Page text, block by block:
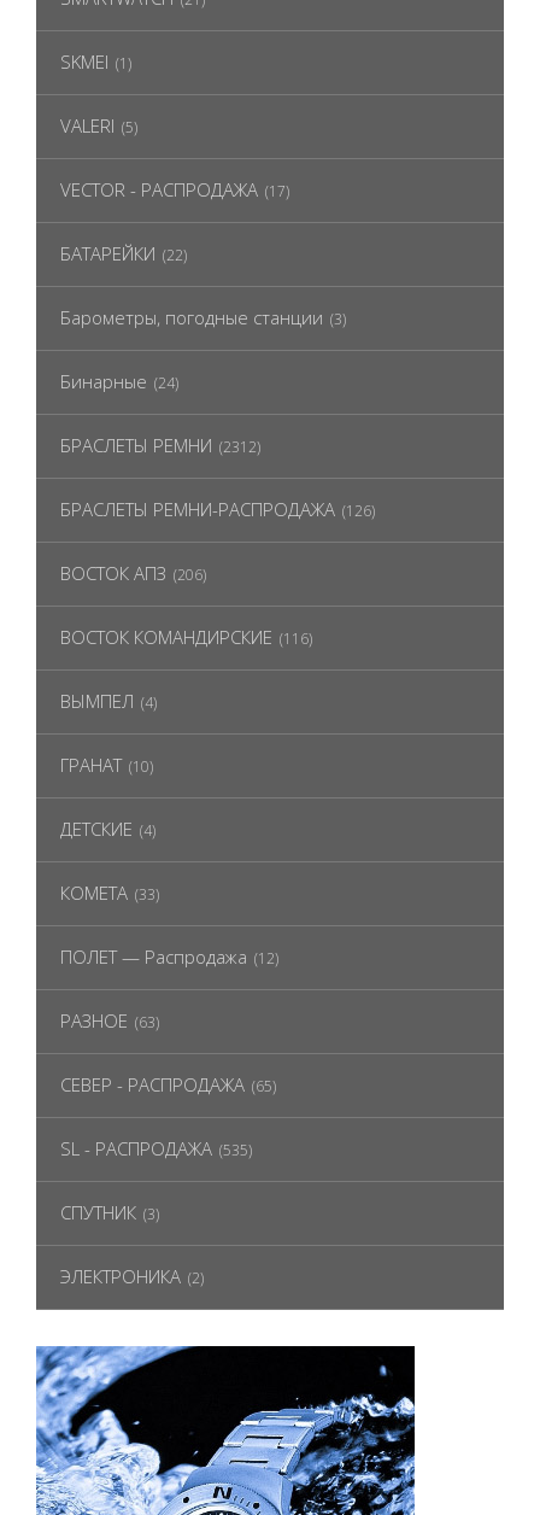
SKMEI (1)
VALERI (5)
VECTOR - РАСПРОДАЖА (17)
БАТАРЕЙКИ (22)
Барометры, погодные станции (3)
Бинарные (24)
БРАСЛЕТЫ РЕМНИ (2312)
БРАСЛЕТЫ РЕМНИ-РАСПРОДАЖА (126)
ВОСТОК АПЗ (206)
ВОСТОК КОМАНДИРСКИЕ (116)
ВЫМПЕЛ (4)
ГРАНАТ (10)
ДЕТСКИЕ (4)
КОМЕТА (33)
ПОЛЕТ — Распродажа (12)
РАЗНОЕ (63)
СЕВЕР - РАСПРОДАЖА (65)
SL - РАСПРОДАЖА (535)
СПУТНИК (3)
ЭЛЕКТРОНИКА (2)